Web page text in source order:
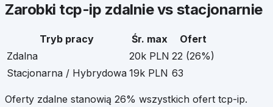
Zarobki tcp-ip zdalnie vs stacjonarnie
Tryb pracy Śr. max
Ofert
Zdalna
20k PLN 22 (26%)
Stacjonarna / Hybrydowa 19k PLN 63
Oferty zdalne stanowią 26% wszystkich ofert tcp-ip.